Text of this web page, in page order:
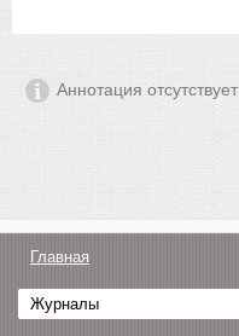
Аннотация отсутствует
Главная
Журналы